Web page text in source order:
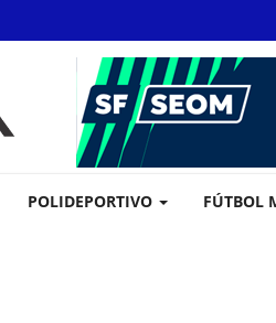
POLIDEPORTIVO FÚTBOL